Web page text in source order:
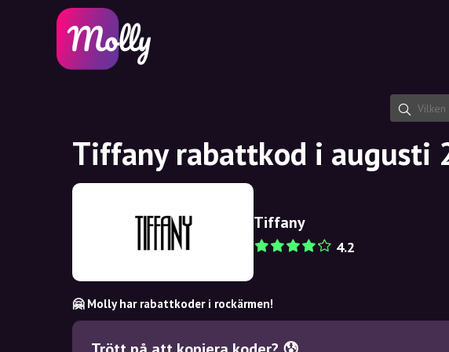
Tiffany rabattkod i augusti
Tiffany
4.2
🤗 Molly har rabattkoder i rockärmen!